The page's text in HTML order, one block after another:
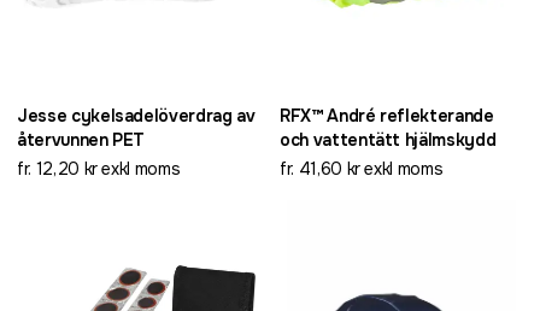
Jesse cykelsadelöverdrag av
återvunnen PET
fr. 12,20 kr exkl moms
RFX™ André reflekterande
och vattentätt hjälmskydd
fr. 41,60 kr exkl moms